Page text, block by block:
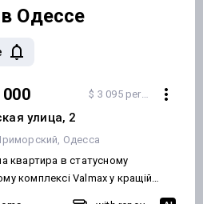
Одессе
$ 3 095 per m²
улица, 2
Одесса
квартира в статусному
комплексі Valmax у кращій